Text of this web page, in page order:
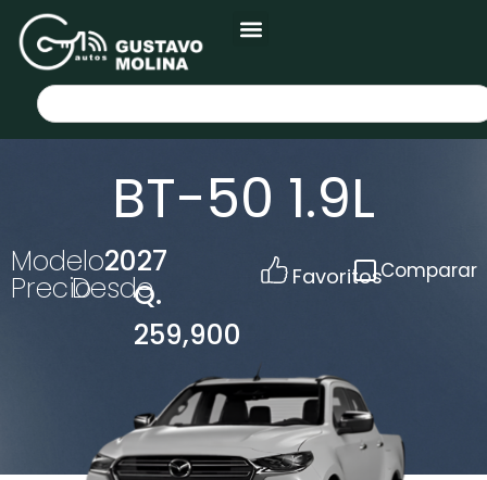
BT-50 1.9L
Modelo2027
PrecioDesde
Q.
259,900
FavoritosComparar